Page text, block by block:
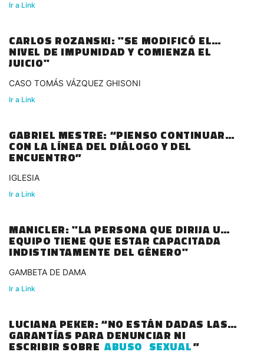
Ir a Link
CARLOS ROZANSKI: "SE MODIFICÓ EL
NIVEL DE IMPUNIDAD Y COMIENZA EL
JUICIO"
CASO TOMÁS VÁZQUEZ GHISONI
Ir a Link
GABRIEL MESTRE: “PIENSO CONTINUAR
CON LA LÍNEA DEL DIÁLOGO Y DEL
ENCUENTRO”
IGLESIA
Ir a Link
MANICLER: "LA PERSONA QUE DIRIJA UN
EQUIPO TIENE QUE ESTAR CAPACITADA
INDISTINTAMENTE DEL GÉNERO"
GAMBETA DE DAMA
Ir a Link
LUCIANA PEKER: “NO ESTÁN DADAS LAS
GARANTÍAS PARA DENUNCIAR NI
ESCRIBIR SOBRE ABUSO SEXUAL”